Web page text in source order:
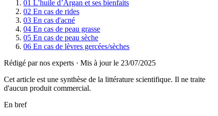
01 L’huile d’Argan et ses bienfaits
02 En cas de rides
03 En cas d'acné
04 En cas de peau grasse
05 En cas de peau sèche
06 En cas de lèvres gercées/sèches
Rédigé par nos experts · Mis à jour le 23/07/2025
Cet article est une synthèse de la littérature scientifique. Il ne traite
d'aucun produit commercial.
En bref